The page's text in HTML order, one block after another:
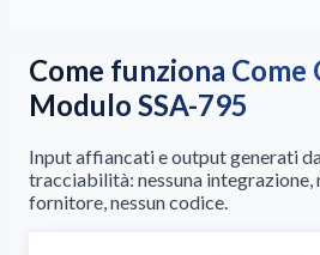
Come funziona Come
Modulo SSA-795
Input affiancati e output generati
tracciabilità: nessuna integrazione,
fornitore, nessun codice.